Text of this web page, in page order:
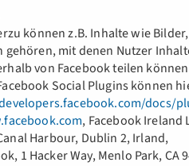
können z.B. Inhalte wie
gehören, mit denen Nutzer
von Facebook teilen
Social Plugins können
docs/
, Facebook Ireland
Harbour, Dublin 2, Irland,
1 Hacker Way, Menlo Park, CA